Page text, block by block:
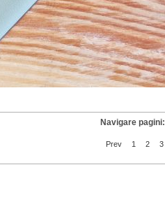
Navigare pagini:
Prev 1 2 3